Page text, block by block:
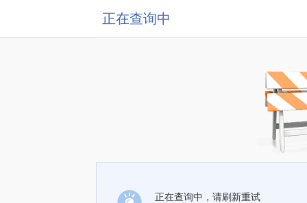
正在查询中
正在查询中，请刷新重试